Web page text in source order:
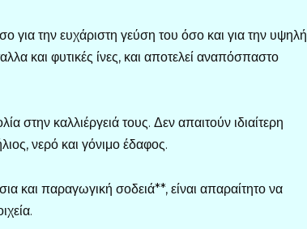
για την ευχάριστη γεύση του όσο και για την υψηλή
και φυτικές ίνες, και αποτελεί αναπόσπαστο
στην καλλιέργειά τους. Δεν απαιτούν ιδιαίτερη
νερό και γόνιμο έδαφος.
και παραγωγική σοδειά**, είναι απαραίτητο να